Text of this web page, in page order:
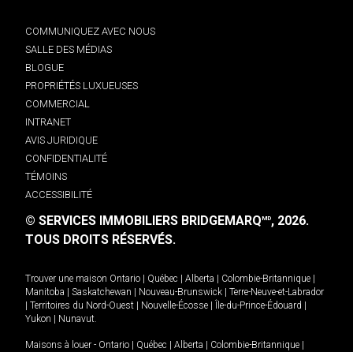
COMMUNIQUEZ AVEC NOUS
SALLE DES MÉDIAS
BLOGUE
PROPRIÉTÉS LUXUEUSES
COMMERCIAL
INTRANET
AVIS JURIDIQUE
CONFIDENTIALITÉ
TÉMOINS
ACCESSIBILITÉ
© SERVICES IMMOBILIERS BRIDGEMARQMD, 2026.
TOUS DROITS RÉSERVÉS.
Trouver une maison Ontario Québec Alberta Colombie-Britannique
Manitoba
Saskatchewan Nouveau-Brunswick
Terre-Neuve-et-Labrador
Territoires du Nord-Ouest Nouvelle-Écosse Île-du-Prince-Édouard
Yukon
Nunavut.
Maisons à louer - Ontario Québec Alberta Colombie-Britannique